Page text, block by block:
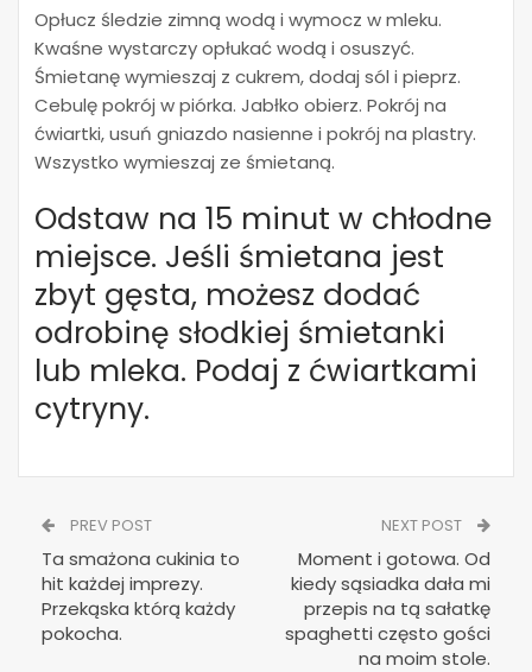
Opłucz śledzie zimną wodą i wymocz w mleku.
Kwaśne wystarczy opłukać wodą i osuszyć.
Śmietanę wymieszaj z cukrem, dodaj sól i pieprz.
Cebulę pokrój w piórka. Jabłko obierz. Pokrój na
ćwiartki, usuń gniazdo nasienne i pokrój na plastry.
Wszystko wymieszaj ze śmietaną.
Odstaw na 15 minut w chłodne
miejsce. Jeśli śmietana jest
zbyt gęsta, możesz dodać
odrobinę słodkiej śmietanki
lub mleka. Podaj z ćwiartkami
cytryny.
PREV POST
Ta smażona cukinia to
hit każdej imprezy.
Przekąska którą każdy
pokocha.
NEXT POST
Moment i gotowa. Od
kiedy sąsiadka dała mi
przepis na tą sałatkę
spaghetti często gości
na moim stole.